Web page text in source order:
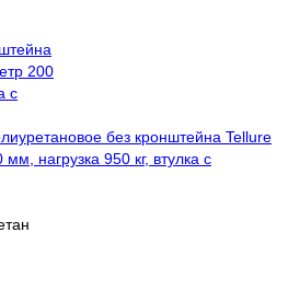
без кронштейна Tellure
нагрузка 950 кг, втулка с